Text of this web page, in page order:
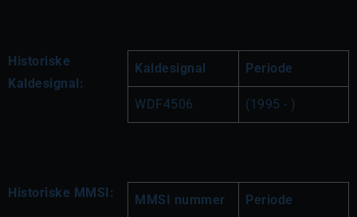
Historiske
Kaldesignal:
Kaldesignal Periode
WDF4506 (1995 - )
Historiske MMSI: MMSI nummer Periode